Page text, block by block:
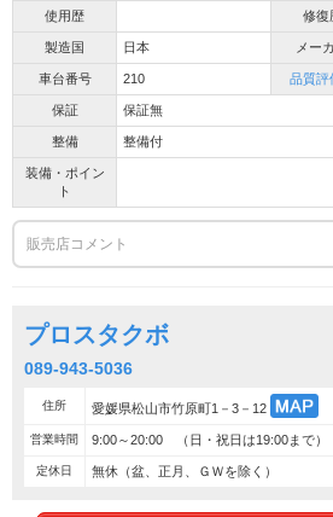
使用歴 修復
製造国 日本 メー
車台番号 210 品質評
保証 保証無
整備 整備付
装備・ポイン
ト
販売店コメント
プロスタクボ
089-943-5036
住所 愛媛県松山市竹原町1－3－12
営業時間 9:00～20:00 （日・祝日は19:00まで）
定休日 無休（盆、正月、ＧＷを除く）